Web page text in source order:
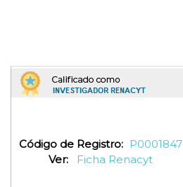
Código de Registro: P0001847
Ver:
Ficha Renacyt